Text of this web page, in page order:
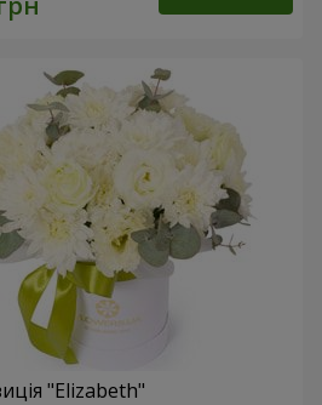
"Elizabeth"